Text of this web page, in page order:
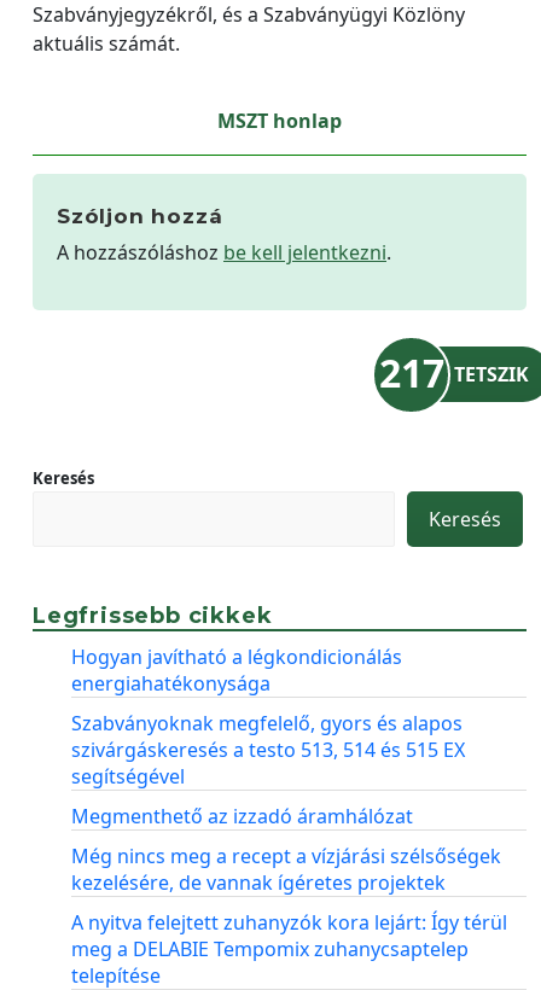
Szabványjegyzékről, és a Szabványügyi Közlöny
aktuális számát.
MSZT honlap
Szóljon hozzá
A hozzászóláshoz be kell jelentkezni.
217 TETSZIK
Keresés
Keresés
Legfrissebb cikkek
Hogyan javítható a légkondicionálás
energiahatékonysága
Szabványoknak megfelelő, gyors és alapos
szivárgáskeresés a testo 513, 514 és 515 EX
segítségével
Megmenthető az izzadó áramhálózat
Még nincs meg a recept a vízjárási szélsőségek
kezelésére, de vannak ígéretes projektek
A nyitva felejtett zuhanyzók kora lejárt: Így térül
meg a DELABIE Tempomix zuhanycsaptelep
telepítése